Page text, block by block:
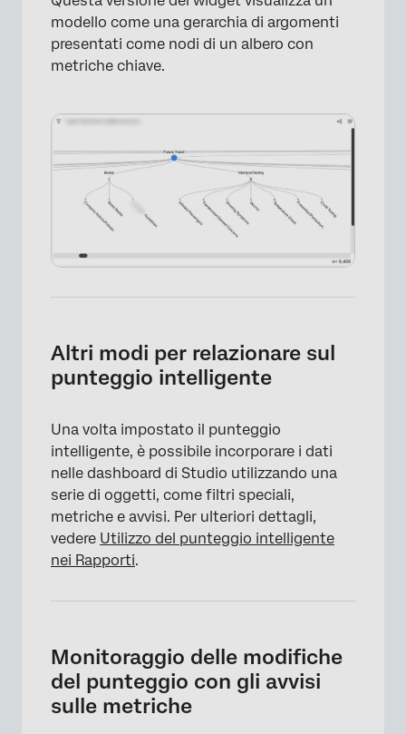
×
modello come una gerarchia di argomenti
presentati come nodi di un albero con
metriche chiave.
×
Altri modi per relazionare sul
punteggio intelligente
Una volta impostato il punteggio
intelligente, è possibile incorporare i dati
nelle dashboard di Studio utilizzando una
serie di oggetti, come filtri speciali,
metriche e avvisi. Per ulteriori dettagli,
vedere Utilizzo del punteggio intelligente
nei Rapporti.
Monitoraggio delle modifiche
del punteggio con gli avvisi
sulle metriche